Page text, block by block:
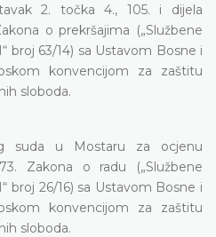
2. točka 4., 105. i dijela
o prekršajima („Službene
broj 63/14) sa Ustavom Bosne i
konvencijom za zaštitu
sloboda.
suda u Mostaru za ocjenu
Zakona o radu („Službene
broj 26/16) sa Ustavom Bosne i
konvencijom za zaštitu
sloboda.